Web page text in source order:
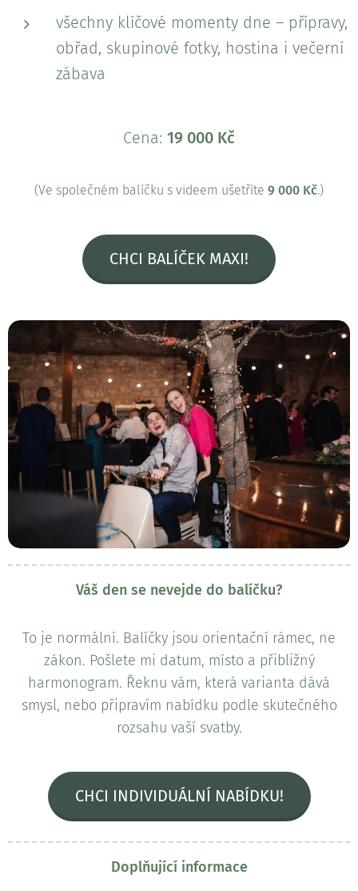
všechny klíčové momenty dne – přípravy,
obřad, skupinové fotky, hostina i večerní
zábava
Cena: 19 000 Kč
(Ve společném balíčku s videem ušetříte 9 000 Kč.)
CHCI BALÍČEK MAXI!
Váš den se nevejde do balíčku?
To je normální. Balíčky jsou orientační rámec, ne
zákon. Pošlete mi datum, místo a přibližný
harmonogram. Řeknu vám, která varianta dává
smysl, nebo připravím nabídku podle skutečného
rozsahu vaší svatby.
CHCI INDIVIDUÁLNÍ NABÍDKU!
Doplňující informace